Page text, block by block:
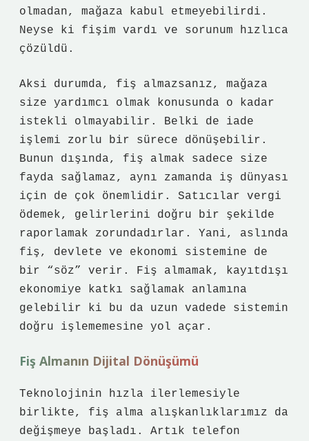
olmadan, mağaza kabul etmeyebilirdi.
Neyse ki fişim vardı ve sorunum hızlıca
çözüldü.
Aksi durumda, fiş almazsanız, mağaza
size yardımcı olmak konusunda o kadar
istekli olmayabilir. Belki de iade
işlemi zorlu bir sürece dönüşebilir.
Bunun dışında, fiş almak sadece size
fayda sağlamaz, aynı zamanda iş dünyası
için de çok önemlidir. Satıcılar vergi
ödemek, gelirlerini doğru bir şekilde
raporlamak zorundadırlar. Yani, aslında
fiş, devlete ve ekonomi sistemine de
bir “söz” verir. Fiş almamak, kayıtdışı
ekonomiye katkı sağlamak anlamına
gelebilir ki bu da uzun vadede sistemin
doğru işlememesine yol açar.
Fiş Almanın Dijital Dönüşümü
Teknolojinin hızla ilerlemesiyle
birlikte, fiş alma alışkanlıklarımız da
değişmeye başladı. Artık telefon